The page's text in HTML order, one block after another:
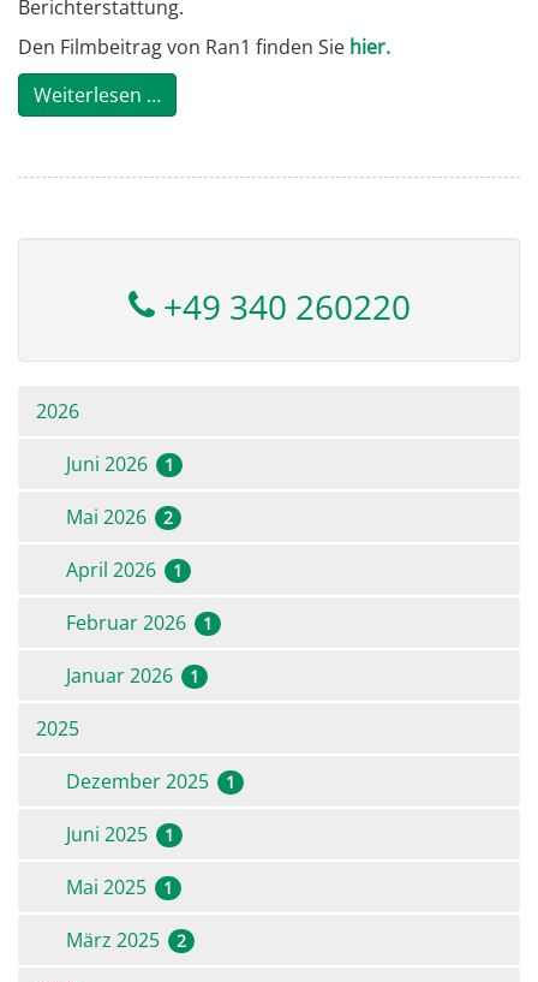
Berichterstattung.
Den Filmbeitrag von Ran1 finden Sie hier.
Weiterlesen …
+49 340 260220
2026
Juni 2026
1
Mai 2026 2
April 2026 1
Februar 2026 1
Januar 2026 1
2025
Dezember 2025
1
Juni 2025 1
Mai 2025 1
März 2025 2